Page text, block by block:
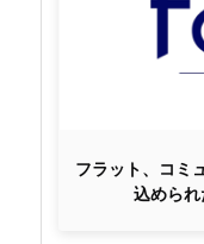
フラット、コミ
込めら